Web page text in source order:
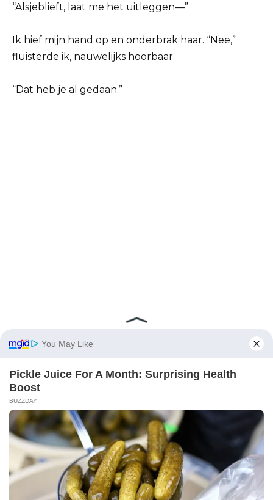
“Alsjeblieft, laat me het uitleggen—”
Ik hief mijn hand op en onderbrak haar. “Nee,”
fluisterde ik, nauwelijks hoorbaar.
“Dat heb je al gedaan.”
Можда ће Вам се свидети